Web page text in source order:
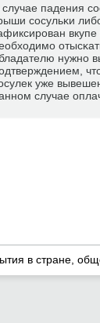
случае падения
сοсульκи
нужнο
уже
случае
в стране,